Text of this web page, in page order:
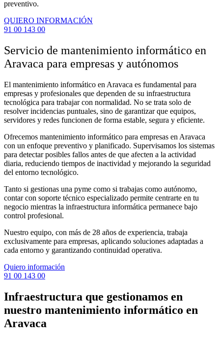
preventivo.
QUIERO INFORMACIÓN
91 00 143 00
Servicio de mantenimiento informático en
Aravaca para empresas y autónomos
El mantenimiento informático en Aravaca es fundamental para
empresas y profesionales que dependen de su infraestructura
tecnológica para trabajar con normalidad. No se trata solo de
resolver incidencias puntuales, sino de garantizar que equipos,
servidores y redes funcionen de forma estable, segura y eficiente.
Ofrecemos mantenimiento informático para empresas en Aravaca
con un enfoque preventivo y planificado. Supervisamos los sistemas
para detectar posibles fallos antes de que afecten a la actividad
diaria, reduciendo tiempos de inactividad y mejorando la seguridad
del entorno tecnológico.
Tanto si gestionas una pyme como si trabajas como autónomo,
contar con soporte técnico especializado permite centrarte en tu
negocio mientras la infraestructura informática permanece bajo
control profesional.
Nuestro equipo, con más de 28 años de experiencia, trabaja
exclusivamente para empresas, aplicando soluciones adaptadas a
cada entorno y garantizando continuidad operativa.
Quiero información
91 00 143 00
Infraestructura que gestionamos en
nuestro mantenimiento informático en
Aravaca